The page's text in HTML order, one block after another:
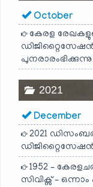
October
കേരള
പുനരാരംഭിക്കുന്നു
2021
December
2021
ഡിജിറ്റൈസേഷൻ
1952 –
സിവിക്സ് – ഒന്നാം